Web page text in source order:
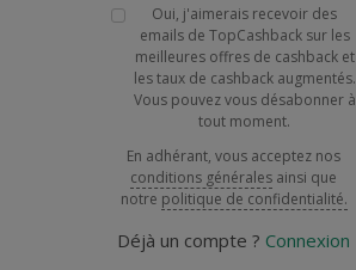
Oui, j'aimerais recevoir des
emails de TopCashback sur les
meilleures offres de cashback et
les taux de cashback augmentés.
Vous pouvez vous désabonner à
tout moment.
En adhérant, vous acceptez nos
conditions générales ainsi que
notre politique de confidentialité.
Déjà un compte ? Connexion